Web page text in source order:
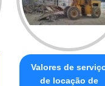
Valores de
de locação de